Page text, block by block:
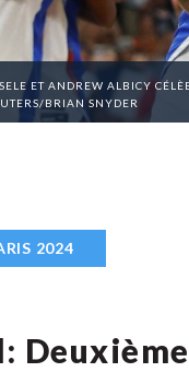
ET ANDREW ALBICY
BRIAN SNYDER
2024